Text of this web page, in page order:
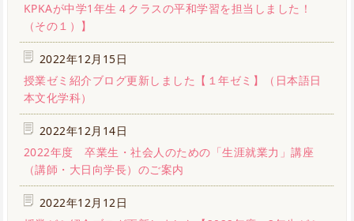
KPKAが中学1年生４クラスの平和学習を担当しました！
（その１）】
2022年12月15日
授業ゼミ紹介ブログ更新しました【１年ゼミ】（日本語日
本文化学科）
2022年12月14日
2022年度 卒業生・社会人のための「生涯就業力」講座
（講師・大日向学長）のご案内
2022年12月12日